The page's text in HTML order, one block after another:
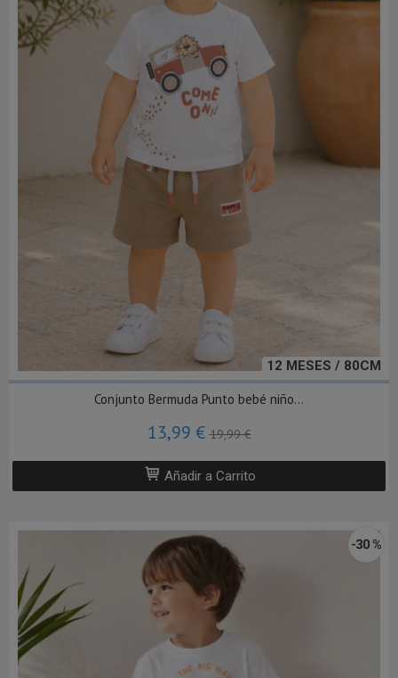
12 MESES / 80CM
Conjunto Bermuda Punto bebé niño...
13,99 €19,99 €
Añadir a Carrito
-30 %